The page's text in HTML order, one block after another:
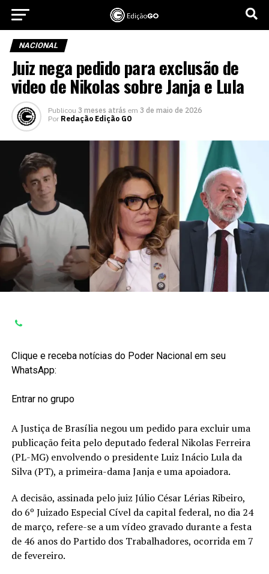
NACIONAL
Juiz nega pedido para exclusão de
video de Nikolas sobre Janja e Lula
Publicou 3 meses atrás em 3 de maio de 2026
Por Redação Edição GO
Clique e receba notícias do Poder Nacional em seu
WhatsApp:
Entrar no grupo
A Justiça de Brasília negou um pedido para excluir uma
publicação feita pelo deputado federal Nikolas Ferreira
(PL-MG) envolvendo o presidente Luiz Inácio Lula da
Silva (PT), a primeira-dama Janja e uma apoiadora.
A decisão, assinada pelo juiz Júlio César Lérias Ribeiro,
do 6º Juizado Especial Cível da capital federal, no dia 24
de março, refere-se a um vídeo gravado durante a festa
de 46 anos do Partido dos Trabalhadores, ocorrida em 7
de fevereiro.